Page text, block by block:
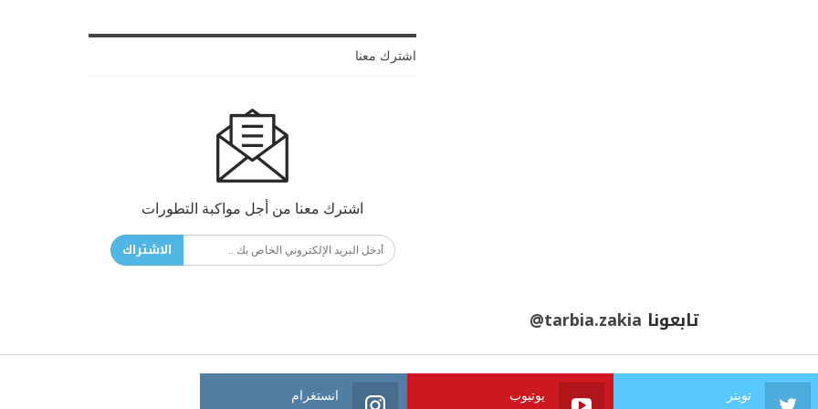
اشترك معنا
اشترك معنا من أجل مواكبة التطورات
الاشتراك
تابعونا @tarbia.zakia
تويتر يوتيوب انستغرام